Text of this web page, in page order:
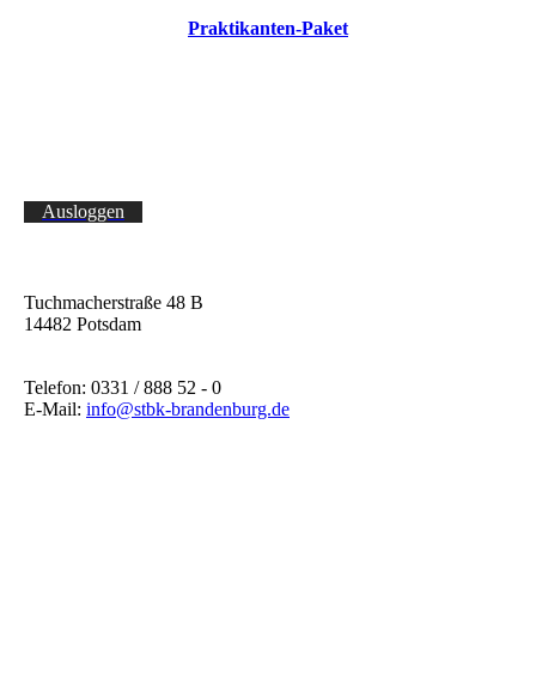
Praktikanten-Paket
Ausloggen
Tuchmacherstraße 48 B
14482 Potsdam
Telefon: 0331 / 888 52 - 0
E-Mail: info@stbk-brandenburg.de